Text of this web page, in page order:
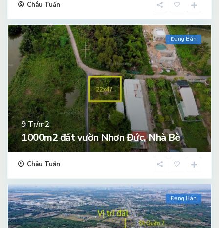
Châu Tuấn
Đang Bán
9Tr/m2
1000m2 đất vườn Nhơn Đức, Nhà Bè
Châu Tuấn
Đang Bán